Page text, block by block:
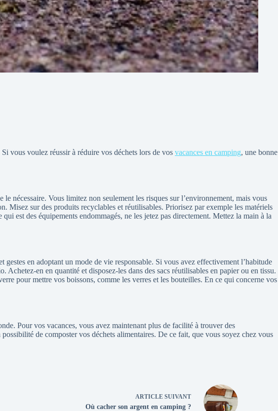
vous voulez réussir à réduire vos déchets lors de vos vacances en camping, une bonne
nécessaire. Vous limitez non seulement les risques sur l’environnement, mais vous
Misez sur des produits recyclables et réutilisables. Priorisez par exemple les matériels
est des équipements endommagés, ne les jetez pas directement. Mettez la main à la
en adoptant un mode de vie responsable. Si vous avez effectivement l’habitude
en en quantité et disposez-les dans des sacs réutilisables en papier ou en tissu.
pour mettre vos boissons, comme les verres et les bouteilles. En ce qui concerne vos
Pour vos vacances, vous avez maintenant plus de facilité à trouver des
de composter vos déchets alimentaires. De ce fait, que vous soyez chez vous
ARTICLE SUIVANT
Où cacher son argent en camping ?